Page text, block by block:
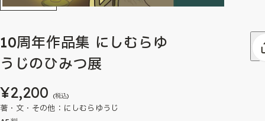
10周年作品集 にしむらゆ
うじのひみつ展
¥2,200 (税込)
著・文・その他：にしむらゆうじ